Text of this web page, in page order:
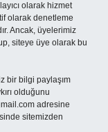
olarak hizmet
olarak denetleme
Ancak, üyelerimiz
siteye üye olarak bu
bir bilgi paylaşım
olduğunu
adresine
sitemizden